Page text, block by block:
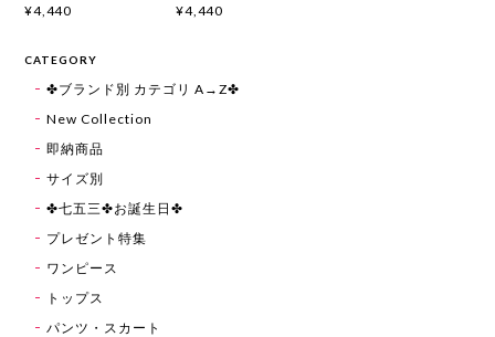
¥4,440
¥4,440
CATEGORY
✤ブランド別 カテゴリ A→Z✤
New Collection
即納商品
サイズ別
✤七五三✤お誕生日✤
プレゼント特集
ワンピース
トップス
パンツ・スカート